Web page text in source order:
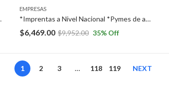
(150 REGISTROS).
EMPRESAS
*Imprentas a Nivel Nacional *Pymes de agencias de marketing y publicidad a Nivel Nacional *Diseñadores gráficos freelance (independientes) a Nivel Nacional.
$6,469.00 $9,952.00 35% Off
1 2 3 … 118 119 NEXT